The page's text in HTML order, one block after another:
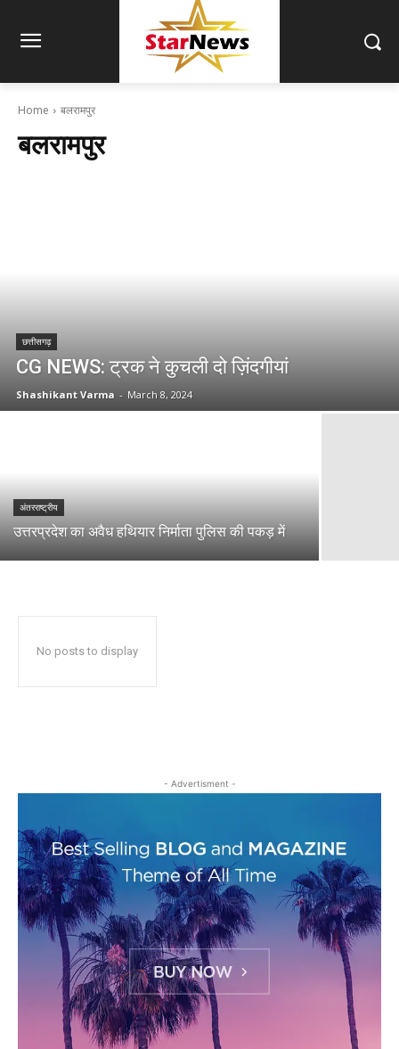
Home बलरामपुर
बलरामपुर
छत्तीसगढ़
CG NEWS: ट्रक ने कुचली दो ज़िंदगीयां
Shashikant Varma - March 8, 2024
अंतरराष्ट्रीय
उत्तरप्रदेश का अवैध हथियार निर्माता पुलिस की पकड़ में
No posts to display
- Advertisment -